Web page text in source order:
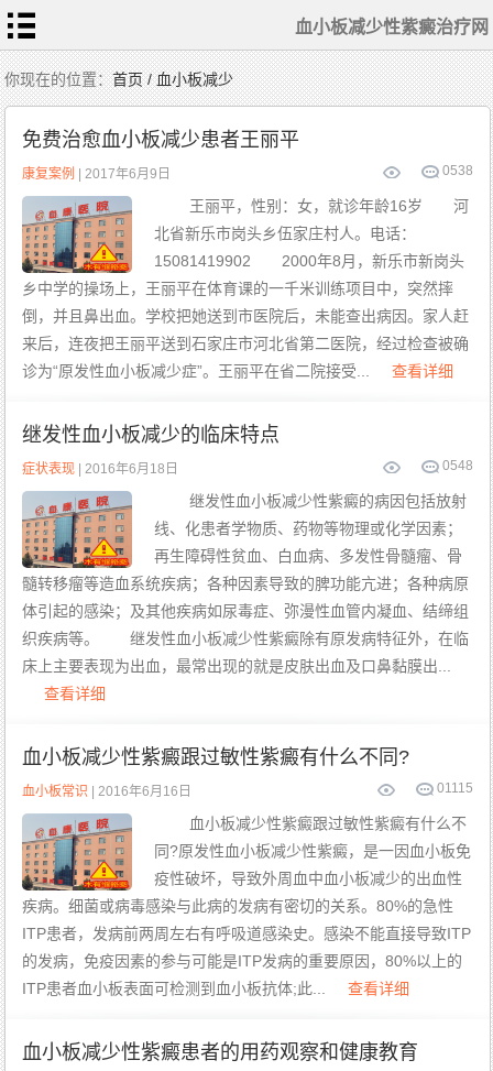
血小板减少性紫癜治疗网
首
页
血
小
板
常
识
相
关
检
查
症
状
表
现
常
规
治
疗
患
者
护
理
中
医
食
疗
特
色
治
疗
血
小
板
减
少
的
治
疗
康
复
案
例
病
因
你现在的位置：首页 / 血小板减少
免费治愈血小板减少患者王丽平
538
0
康复案例 | 2017年6月9日
王丽平，性别：女，就诊年龄16岁 河
北省新乐市岗头乡伍家庄村人。电话：
15081419902 2000年8月，新乐市新岗头
乡中学的操场上，王丽平在体育课的一千米训练项目中，突然摔
倒，并且鼻出血。学校把她送到市医院后，未能查出病因。家人赶
来后，连夜把王丽平送到石家庄市河北省第二医院，经过检查被确
诊为“原发性血小板减少症”。王丽平在省二院接受...
查看详细
继发性血小板减少的临床特点
548
0
症状表现 | 2016年6月18日
继发性血小板减少性紫癜的病因包括放射
线、化患者学物质、药物等物理或化学因素；
再生障碍性贫血、白血病、多发性骨髓瘤、骨
髓转移瘤等造血系统疾病；各种因素导致的脾功能亢进；各种病原
体引起的感染；及其他疾病如尿毒症、弥漫性血管内凝血、结缔组
织疾病等。 继发性血小板减少性紫癜除有原发病特征外，在临
床上主要表现为出血，最常出现的就是皮肤出血及口鼻黏膜出...
查看详细
血小板减少性紫癜跟过敏性紫癜有什么不同?
1115
0
血小板常识 | 2016年6月16日
血小板减少性紫癜跟过敏性紫癜有什么不
同?原发性血小板减少性紫癜，是一因血小板免
疫性破坏，导致外周血中血小板减少的出血性
疾病。细菌或病毒感染与此病的发病有密切的关系。80%的急性
ITP患者，发病前两周左右有呼吸道感染史。感染不能直接导致ITP
的发病，免疫因素的参与可能是ITP发病的重要原因，80%以上的
ITP患者血小板表面可检测到血小板抗体;此...
查看详细
血小板减少性紫癜患者的用药观察和健康教育